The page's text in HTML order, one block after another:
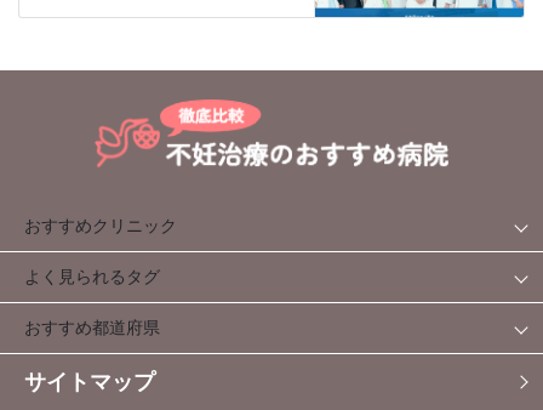
おすすめクリニック
よく見られるタグ
おすすめ都道府県
サイトマップ